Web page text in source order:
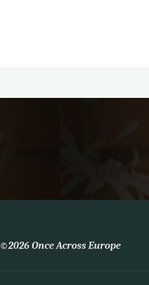
©2026 Once Across Europe